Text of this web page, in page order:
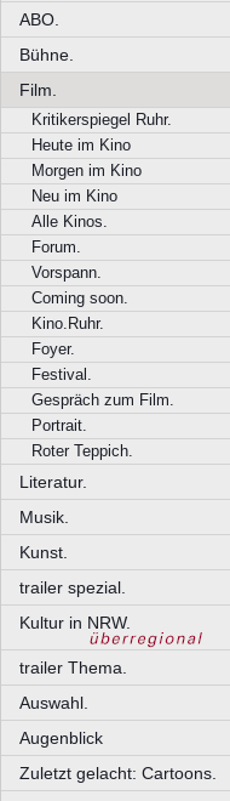
ABO.
Bühne.
Film.
Kritikerspiegel Ruhr.
Heute im Kino
Morgen im Kino
Neu im Kino
Alle Kinos.
Forum.
Vorspann.
Coming soon.
Kino.Ruhr.
Foyer.
Festival.
Gespräch zum Film.
Portrait.
Roter Teppich.
Literatur.
Musik.
Kunst.
trailer spezial.
Kultur in NRW.
trailer Thema.
Auswahl.
Augenblick
Zuletzt gelacht: Cartoons.